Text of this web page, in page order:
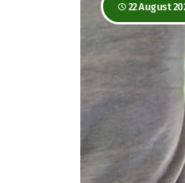
22 August